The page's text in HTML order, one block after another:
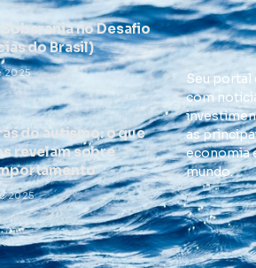
no Desafio
do Brasil)
2025
do autismo: o que
revelam sobre
2025
Seu
com
as
economia
mundo.